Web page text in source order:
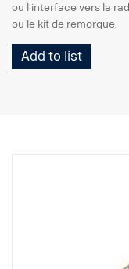
ou l'interface vers la
ou le kit de remorque.
Add to list